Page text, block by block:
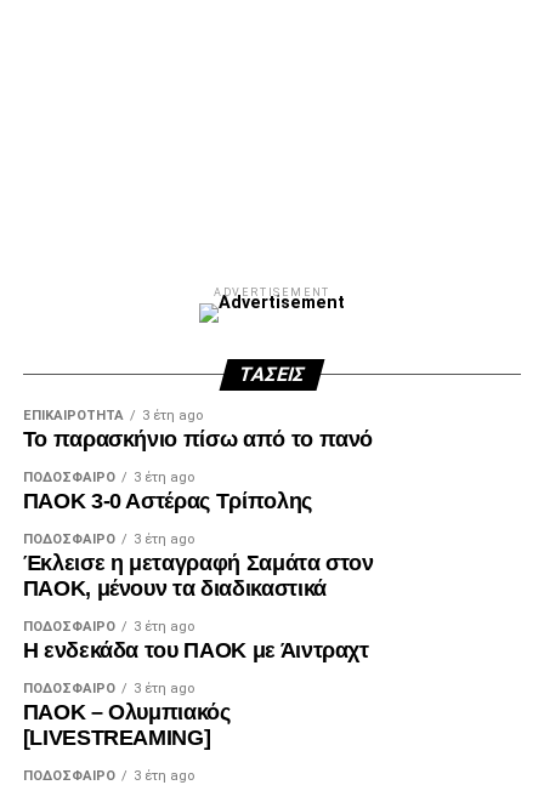
ADVERTISEMENT
ΤΆΣΕΙΣ
ΕΠΙΚΑΙΡΌΤΗΤΑ 3 έτη ago
Το παρασκήνιο πίσω από το πανό
ΠΟΔΌΣΦΑΙΡΟ 3 έτη ago
ΠΑΟΚ 3-0 Αστέρας Τρίπολης
ΠΟΔΌΣΦΑΙΡΟ 3 έτη ago
Έκλεισε η μεταγραφή Σαμάτα στον
ΠΑΟΚ, μένουν τα διαδικαστικά
ΠΟΔΌΣΦΑΙΡΟ 3 έτη ago
Η ενδεκάδα του ΠΑΟΚ με Άιντραχτ
ΠΟΔΌΣΦΑΙΡΟ 3 έτη ago
ΠΑΟΚ – Ολυμπιακός
[LIVESTREAMING]
ΠΟΔΌΣΦΑΙΡΟ 3 έτη ago